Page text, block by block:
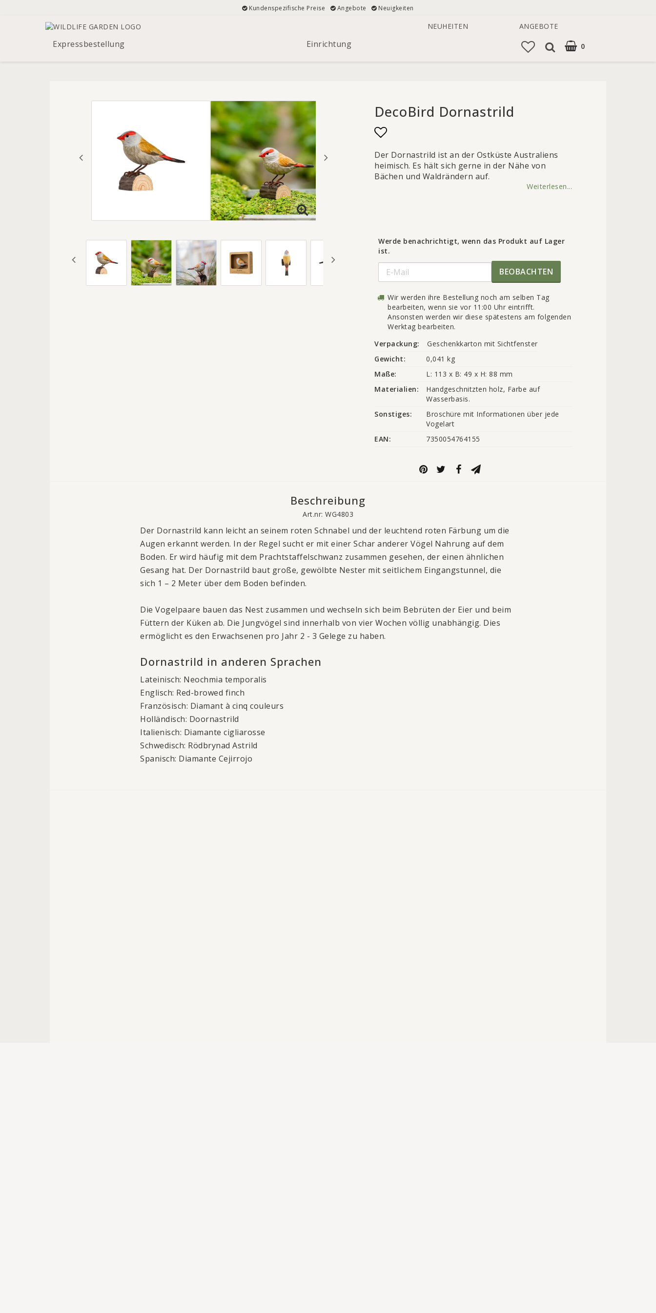
Kundenspezifische Preise Angebote Neuigkeiten
NEUHEITEN ANGEBOTE
Expressbestellung Einrichtung 0
DecoBird Dornastrild
Add to list of favorites
Der Dornastrild ist an der Ostküste Australiens
heimisch. Es hält sich gerne in der Nähe von
Bächen und Waldrändern auf.
Weiterlesen...
Werde benachrichtigt, wenn das Produkt auf Lager
ist.
BEOBACHTEN
Wir werden ihre Bestellung noch am selben Tag
bearbeiten, wenn sie vor 11:00 Uhr eintrifft.
Ansonsten werden wir diese spätestens am folgenden
Werktag bearbeiten.
Verpackung:
Geschenkkarton mit Sichtfenster
Gewicht:
0,041 kg
Maße:
L: 113 x B: 49 x H: 88 mm
Materialien:
Handgeschnitzten holz, Farbe auf
Wasserbasis.
Sonstiges:
Broschüre mit Informationen über jede
Vogelart
EAN:
7350054764155
Beschreibung
Art.nr: WG4803
Der Dornastrild kann leicht an seinem roten Schnabel und der leuchtend roten Färbung um die
Augen erkannt werden. In der Regel sucht er mit einer Schar anderer Vögel Nahrung auf dem
Boden. Er wird häufig mit dem Prachtstaffelschwanz zusammen gesehen, der einen ähnlichen
Gesang hat. Der Dornastrild baut große, gewölbte Nester mit seitlichem Eingangstunnel, die
sich 1 – 2 Meter über dem Boden befinden.
Die Vogelpaare bauen das Nest zusammen und wechseln sich beim Bebrüten der Eier und beim
Füttern der Küken ab. Die Jungvögel sind innerhalb von vier Wochen völlig unabhängig. Dies
ermöglicht es den Erwachsenen pro Jahr 2 - 3 Gelege zu haben.
Dornastrild in anderen Sprachen
Lateinisch: Neochmia temporalis
Englisch: Red-browed finch
Französisch: Diamant à cinq couleurs
Holländisch: Doornastrild
Italienisch: Diamante cigliarosse
Schwedisch: Rödbrynad Astrild
Spanisch: Diamante Cejirrojo